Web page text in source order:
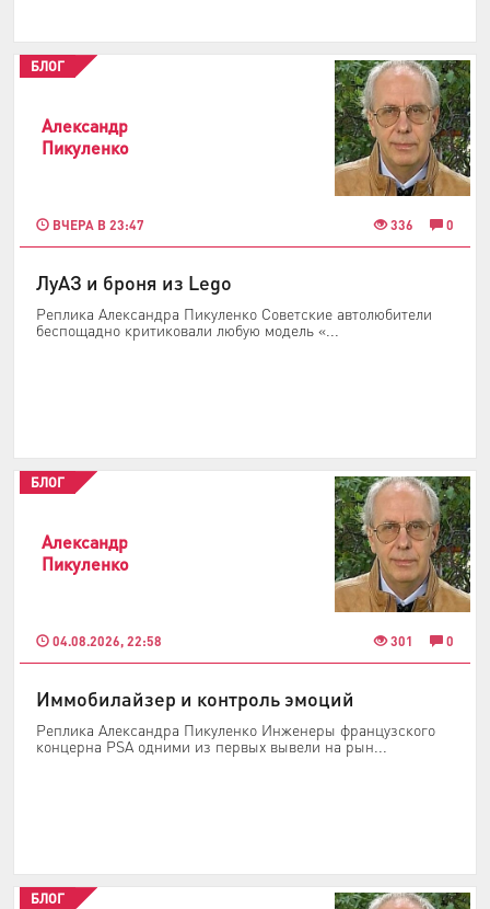
Александр
Пикуленко
ВЧЕРА В 23:47 336 0
БЛОГ
ЛуАЗ и броня из Lego
Реплика Александра Пикуленко Советские автолюбители
беспощадно критиковали любую модель «...
Александр
Пикуленко
04.08.2026, 22:58 301 0
БЛОГ
Иммобилайзер и контроль эмоций
Реплика Александра Пикуленко Инженеры французского
концерна PSA одними из первых вывели на рын...
БЛОГ